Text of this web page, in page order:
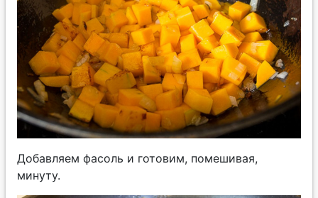
Добавляем фасоль и готовим, помешивая,
минуту.